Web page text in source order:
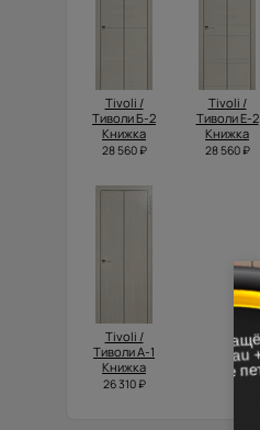
Tivoli /
Тиволи Б-2
Книжка
28 560 ₽
Tivoli /
Тиволи Е-2
Книжка
28 560 ₽
Tivoli /
Тиволи А-1
Книжка
26 310 ₽